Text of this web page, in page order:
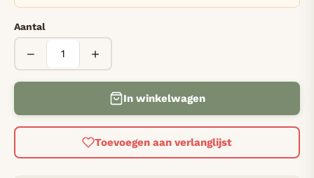
Aantal
− +
In winkelwagen
Toevoegen aan verlanglijst